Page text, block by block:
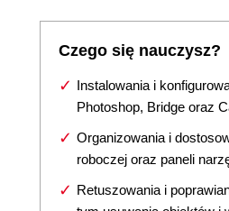
Czego się nauczysz?
Instalowania i
Photoshop, Bridge oraz
Organizowania i
roboczej oraz paneli
Retuszowania i